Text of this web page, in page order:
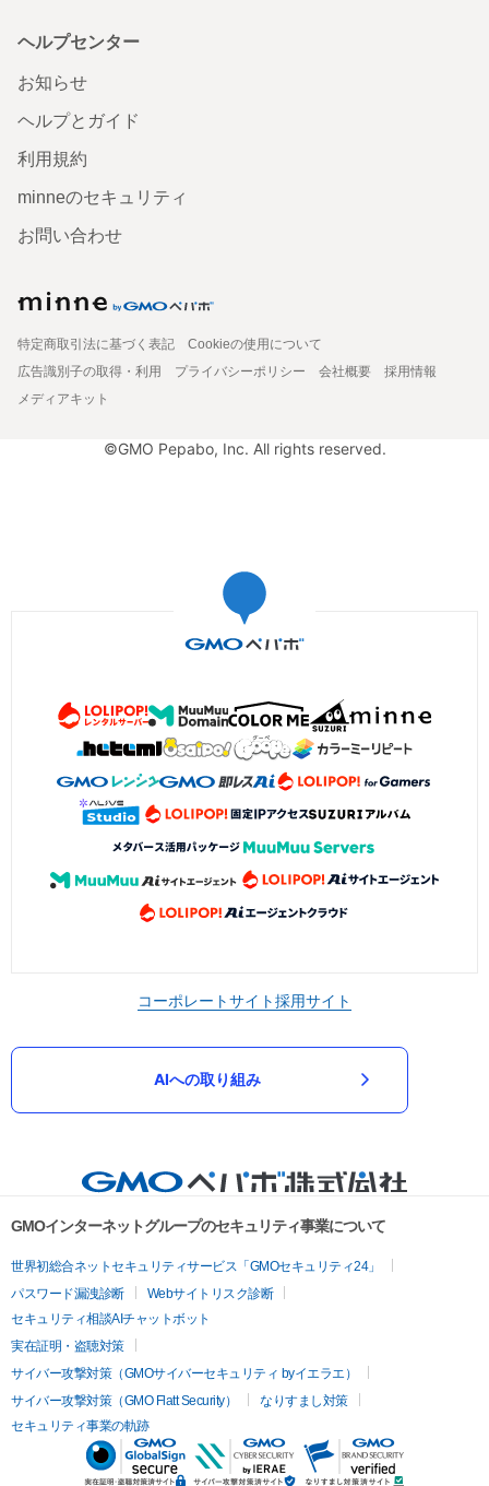
ヘルプセンター
お知らせ
ヘルプとガイド
利用規約
minneのセキュリティ
お問い合わせ
特定商取引法に基づく表記
Cookieの使用について
広告識別子の取得・利用
プライバシーポリシー 会社概要
採用情報
メディアキット
©GMO Pepabo, Inc. All rights reserved.
コーポレートサイト採用サイト
AIへの取り組み
GMOインターネットグループのセキュリティ事業について
世界初総合ネットセキュリティサービス「GMOセキュリティ24」
パスワード漏洩診断
Webサイトリスク診断
セキュリティ相談AIチャットボット
実在証明・盗聴対策
サイバー攻撃対策（GMOサイバーセキュリティ byイエラエ）
サイバー攻撃対策（GMO Flatt Security）
なりすまし対策
セキュリティ事業の軌跡